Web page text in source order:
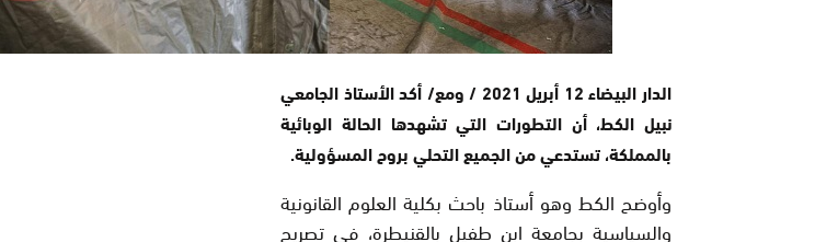
الدار البيضاء 12 أبريل 2021 / ومع/ أكد الأستاذ الجامعي
نبيل الكط، أن التطورات التي تشهدها الحالة الوبائية
بالمملكة، تستدعي من الجميع التحلي بروح المسؤولية.
وأوضح الكط وهو أستاذ باحث بكلية العلوم القانونية
والسياسية بجامعة ابن طفيل بالقنيطرة، في تصريح